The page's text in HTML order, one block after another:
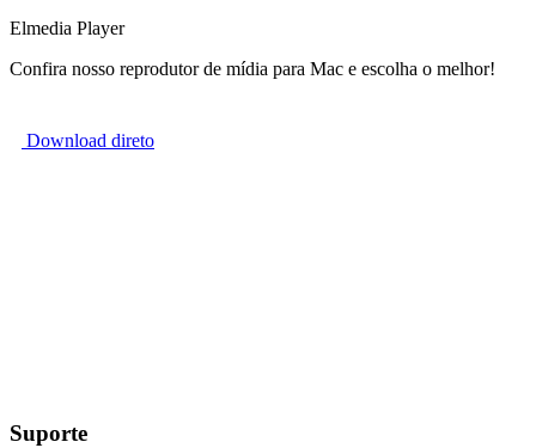
Elmedia Player
Confira nosso reprodutor de mídia para Mac e escolha o melhor!
Download direto
Suporte